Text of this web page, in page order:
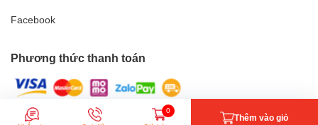
Facebook
Phương thức thanh toán
0
Thêm vào giỏ